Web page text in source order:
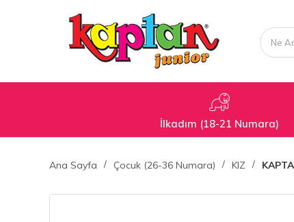
İlkadım (18-21 Numara)
Ana Sayfa Çocuk (26-36 Numara) KIZ